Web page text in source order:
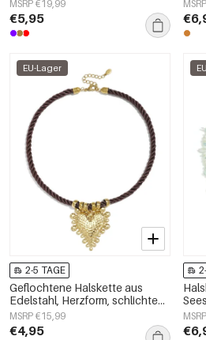
MSRP €19,99
€5,95
EU-Lager
2-5 TAGE
Geflochtene Halskette aus
Edelstahl, Herzform, schlichte
Alltags-Serie, Damenschmuck
MSRP €15,99
€4,95